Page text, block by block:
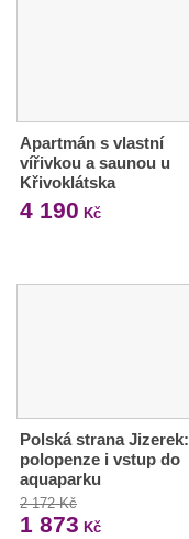
Apartmán s vlastní
vířivkou a saunou u
Křivoklátska
4 190 Kč
Polská strana Jizerek:
polopenze i vstup do
aquaparku
2 172 Kč
1 873 Kč